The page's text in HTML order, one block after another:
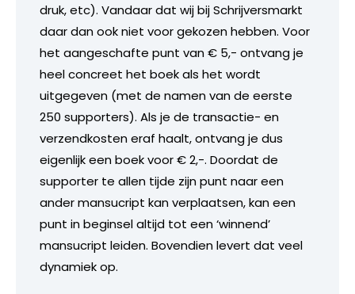
druk, etc). Vandaar dat wij bij Schrijversmarkt
daar dan ook niet voor gekozen hebben. Voor
het aangeschafte punt van € 5,- ontvang je
heel concreet het boek als het wordt
uitgegeven (met de namen van de eerste
250 supporters). Als je de transactie- en
verzendkosten eraf haalt, ontvang je dus
eigenlijk een boek voor € 2,-. Doordat de
supporter te allen tijde zijn punt naar een
ander mansucript kan verplaatsen, kan een
punt in beginsel altijd tot een ‘winnend’
mansucript leiden. Bovendien levert dat veel
dynamiek op.